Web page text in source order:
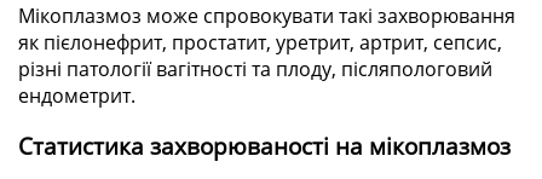
Мікоплазмоз може спровокувати такі захворювання
як пієлонефрит, простатит, уретрит, артрит, сепсис,
різні патології вагітності та плоду, післяпологовий
ендометрит.
Статистика захворюваності на мікоплазмоз